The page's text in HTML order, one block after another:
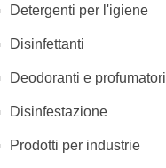
Detergenti per l'igiene
Disinfettanti
Deodoranti e profumatori
Disinfestazione
Prodotti per industrie